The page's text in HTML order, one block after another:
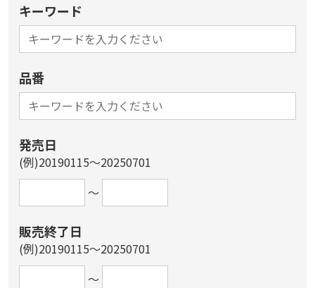
キーワード
品番
発売日
(例)20190115～20250701
～
販売終了日
(例)20190115～20250701
～